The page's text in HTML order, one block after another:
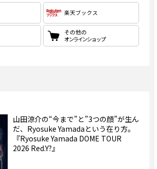
楽天ブックス
その他の
オンラインショップ
山田涼介の“今まで”と”3つの顔”が生ん
だ、Ryosuke Yamadaという在り方。
『Ryosuke Yamada DOME TOUR
2026 Red.Y?』